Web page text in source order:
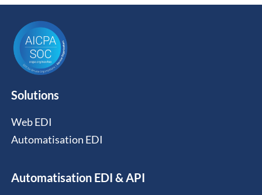
Solutions
Web EDI
Automatisation EDI
Automatisation EDI & API